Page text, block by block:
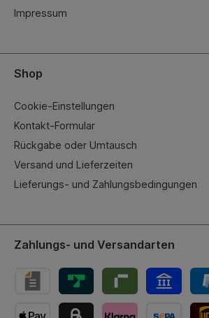
Impressum
Shop
Cookie-Einstellungen
Kontakt-Formular
Rückgabe oder Umtausch
Versand und Lieferzeiten
Lieferungs- und Zahlungsbedingungen
Zahlungs- und Versandarten